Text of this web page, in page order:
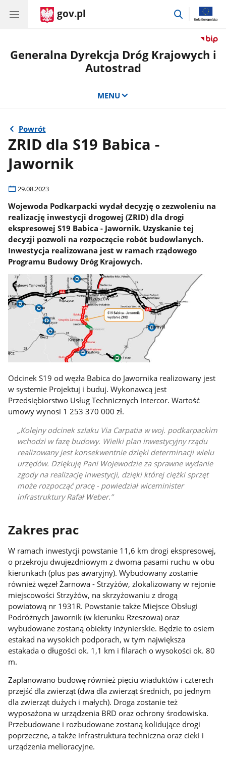
gov.pl
przejdź
Generalna Dyrekcja Dróg Krajowych i
Autostrad
MENU
Powrót
ZRID dla S19 Babica -
Jawornik
29.08.2023
Wojewoda Podkarpacki wydał decyzję o zezwoleniu na
realizację inwestycji drogowej (ZRID) dla drogi
ekspresowej S19 Babica - Jawornik. Uzyskanie tej
decyzji pozwoli na rozpoczęcie robót budowlanych.
Inwestycja realizowana jest w ramach rządowego
Programu Budowy Dróg Krajowych.
Odcinek S19 od węzła Babica do Jawornika realizowany jest
w systemie Projektuj i buduj. Wykonawcą jest
Przedsiębiorstwo Usług Technicznych Intercor. Wartość
umowy wynosi 1 253 370 000 zł.
Kolejny odcinek szlaku Via Carpatia w woj. podkarpackim
wchodzi w fazę budowy. Wielki plan inwestycyjny rządu
realizowany jest konsekwentnie dzięki determinacji wielu
urzędów. Dziękuję Pani Wojewodzie za sprawne wydanie
zgody na realizację inwestycji, dzięki której ciężki sprzęt
może rozpocząć pracę - powiedział wiceminister
infrastruktury Rafał Weber.
Zakres prac
W ramach inwestycji powstanie 11,6 km drogi ekspresowej,
o przekroju dwujezdniowym z dwoma pasami ruchu w obu
kierunkach (plus pas awaryjny). Wybudowany zostanie
również węzeł Żarnowa - Strzyżów, zlokalizowany w rejonie
miejscowości Strzyżów, na skrzyżowaniu z drogą
powiatową nr 1931R. Powstanie także Miejsce Obsługi
Podróżnych Jawornik (w kierunku Rzeszowa) oraz
wybudowane zostaną obiekty inżynierskie. Będzie to osiem
estakad na wysokich podporach, w tym największa
estakada o długości ok. 1,1 km i filarach o wysokości ok. 80
m.
Zaplanowano budowę również pięciu wiaduktów i czterech
przejść dla zwierząt (dwa dla zwierząt średnich, po jednym
dla zwierząt dużych i małych). Droga zostanie też
wyposażona w urządzenia BRD oraz ochrony środowiska.
Przebudowane i rozbudowane zostaną kolidujące drogi
poprzeczne, a także infrastruktura techniczna oraz cieki i
urządzenia melioracyjne.